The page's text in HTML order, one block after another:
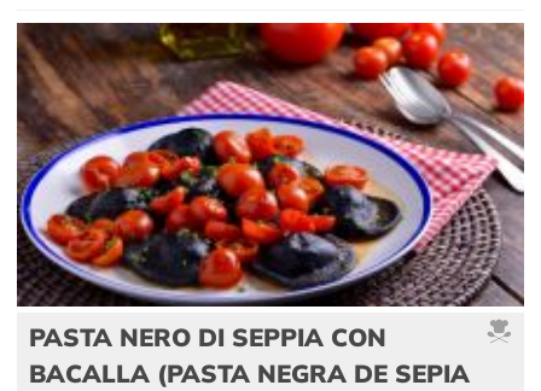
PASTA NERO DI SEPPIA CON
BACALLA (PASTA NEGRA DE SEPIA